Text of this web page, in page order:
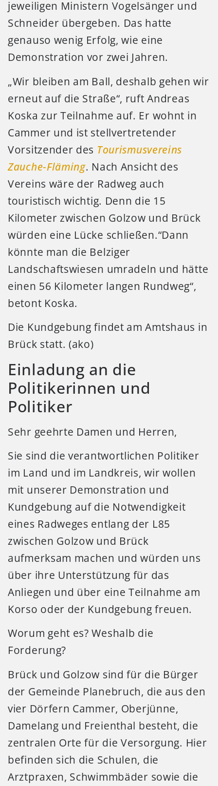
jeweiligen Ministern Vogelsänger und
Schneider übergeben. Das hatte
genauso wenig Erfolg, wie eine
Demonstration vor zwei Jahren.
„Wir bleiben am Ball, deshalb gehen wir
erneut auf die Straße“, ruft Andreas
Koska zur Teilnahme auf. Er wohnt in
Cammer und ist stellvertretender
Vorsitzender des Tourismusvereins
Zauche-Fläming. Nach Ansicht des
Vereins wäre der Radweg auch
touristisch wichtig. Denn die 15
Kilometer zwischen Golzow und Brück
würden eine Lücke schließen.“Dann
könnte man die Belziger
Landschaftswiesen umradeln und hätte
einen 56 Kilometer langen Rundweg“,
betont Koska.
Die Kundgebung findet am Amtshaus in
Brück statt. (ako)
Einladung an die
Politikerinnen und
Politiker
Sehr geehrte Damen und Herren,
Sie sind die verantwortlichen Politiker
im Land und im Landkreis, wir wollen
mit unserer Demonstration und
Kundgebung auf die Notwendigkeit
eines Radweges entlang der L85
zwischen Golzow und Brück
aufmerksam machen und würden uns
über ihre Unterstützung für das
Anliegen und über eine Teilnahme am
Korso oder der Kundgebung freuen.
Worum geht es? Weshalb die
Forderung?
Brück und Golzow sind für die Bürger
der Gemeinde Planebruch, die aus den
vier Dörfern Cammer, Oberjünne,
Damelang und Freienthal besteht, die
zentralen Orte für die Versorgung. Hier
befinden sich die Schulen, die
Arztpraxen, Schwimmbäder sowie die